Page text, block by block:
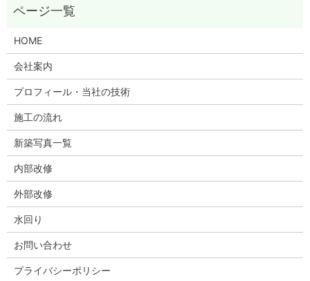
HOME
会社案内
プロフィール・当社の技術
施工の流れ
新築写真一覧
内部改修
外部改修
水回り
お問い合わせ
プライバシーポリシー